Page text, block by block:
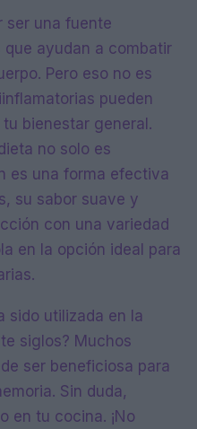
ser una fuente
ayudan a combatir
Pero eso no es
pueden
bienestar general.
no solo es
es una forma efectiva
su sabor suave y
con una variedad
en la opción ideal para
sido utilizada en la
siglos? Muchos
ser beneficiosa para
Sin duda,
en tu cocina. ¡No